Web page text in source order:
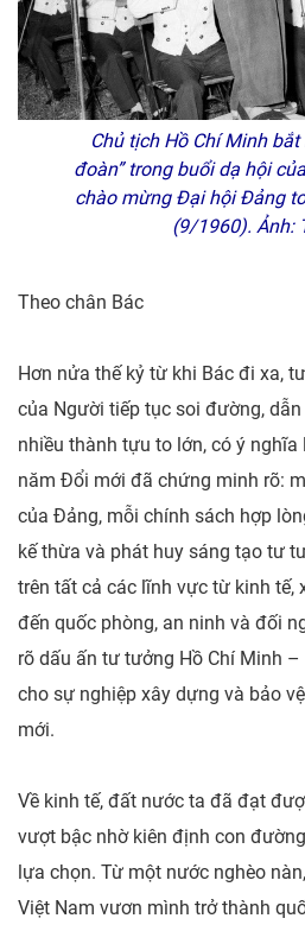
Chủ tịch Hồ Chí Minh
đoàn” trong buổi dạ hội
chào mừng Đại hội Đảng
(9/1960). Ảnh:
Theo chân Bác
Hơn nửa thế kỷ từ khi Bác đi xa,
của Người tiếp tục soi đường,
nhiều thành tựu to lớn, có ý
năm Đổi mới đã chứng minh rõ:
của Đảng, mỗi chính sách hợp
kế thừa và phát huy sáng tạo tư
trên tất cả các lĩnh vực từ kinh tế,
đến quốc phòng, an ninh và đối
rõ dấu ấn tư tưởng Hồ Chí Minh
cho sự nghiệp xây dựng và bảo
mới.
Về kinh tế, đất nước ta đã đạt
vượt bậc nhờ kiên định con
lựa chọn. Từ một nước nghèo
Việt Nam vươn mình trở thành